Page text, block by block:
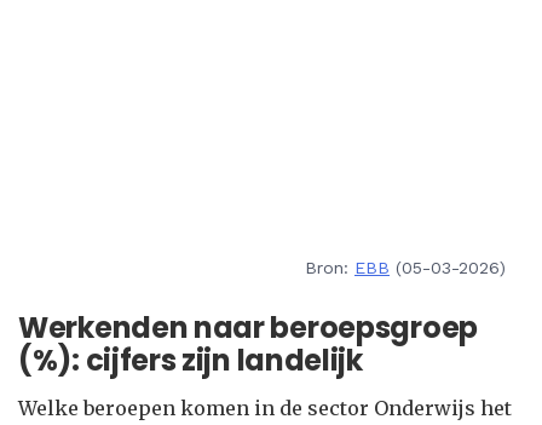
Bron: EBB (05-03-2026)
Werkenden naar beroepsgroep
(%): cijfers zijn landelijk
Welke beroepen komen in de sector Onderwijs het